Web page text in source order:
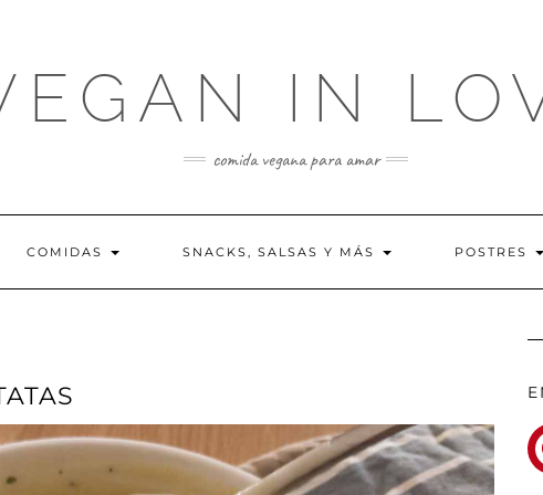
IN
comida vegana para amar
COMIDAS SNACKS, SALSAS Y MÁS POSTRES